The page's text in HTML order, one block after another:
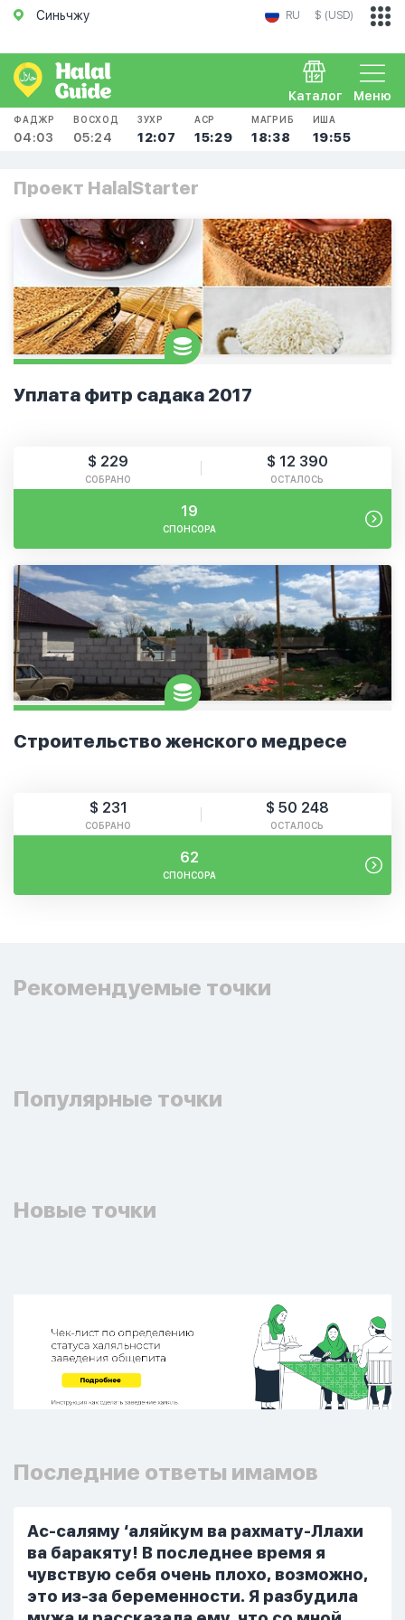
Синьчжу RU $ (USD)
Меню
Каталог
ФАДЖР
04:03
ВОСХОД
05:24
ЗУХР
12:07
АСР
15:29
МАГРИБ
18:38
ИША
19:55
Проект HalalStarter
Уплата фитр садака 2017
$ 229
СОБРАНО
$ 12 390
ОСТАЛОСЬ
19
СПОНСОРА
Строительство женского медресе
$ 231
СОБРАНО
$ 50 248
ОСТАЛОСЬ
62
СПОНСОРА
Рекомендуемые точки
Популярные точки
Новые точки
Последние ответы имамов
Ас-саляму ‘аляйкум ва рахмату-Ллахи
ва баракяту! В последнее время я
чувствую себя очень плохо, возможно,
это из-за беременности. Я разбудила